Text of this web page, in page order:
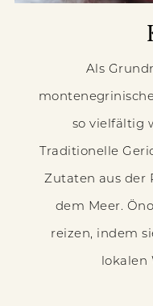
Als
so vielfältig
Traditionelle
Zutaten aus der
dem Meer.
reizen, indem
lokalen